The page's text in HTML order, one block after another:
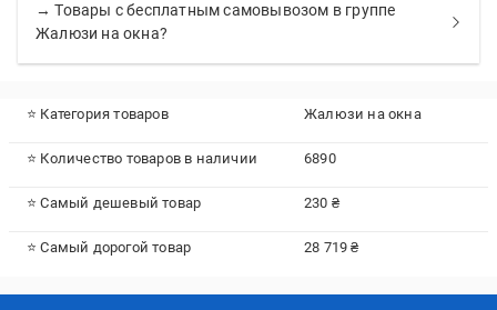
→ Товары с бесплатным самовывозом в группе
Жалюзи на окна?
⭐ Категория товаров Жалюзи на окна
⭐ Количество товаров в наличии 6890
⭐ Самый дешевый товар 230 ₴
⭐ Самый дорогой товар 28 719 ₴